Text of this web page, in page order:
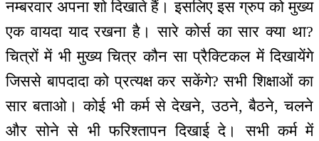
नम्बरवार अपना शो दिखाते हैं। इसलिए इस ग्रुप को मुख्य
एक वायदा याद रखना है। सारे कोर्स का सार क्या था?
चित्रों में भी मुख्य चित्र कौन सा प्रैक्टिकल में दिखायेंगे
जिससे बापदादा को प्रत्यक्ष कर सकेंगे? सभी शिक्षाओं का
सार बताओ। कोई भी कर्म से देखने, उठने, बैठने, चलने
और सोने से भी फरिश्तापन दिखाई दे। सभी कर्म में